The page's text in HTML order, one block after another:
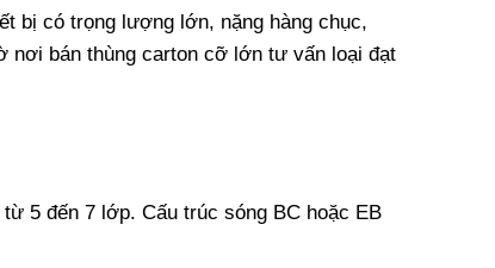
bị có trọng lượng lớn, nặng hàng chục,
nơi bán thùng carton cỡ lớn tư vấn loại đạt
5 đến 7 lớp. Cấu trúc sóng BC hoặc EB